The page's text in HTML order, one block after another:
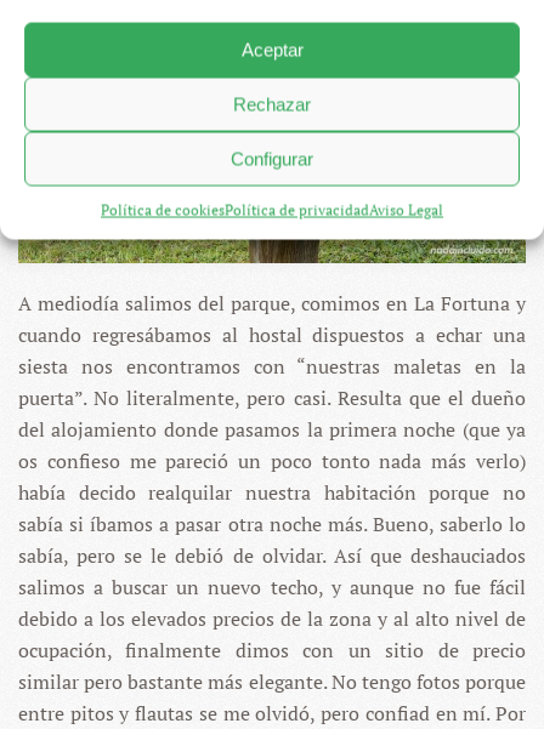
Aceptar
Rechazar
Configurar
Política de cookiesPolítica de privacidadAviso Legal
A mediodía salimos del parque, comimos en La Fortuna y
cuando regresábamos al hostal dispuestos a echar una
siesta nos encontramos con “nuestras maletas en la
puerta”. No literalmente, pero casi. Resulta que el dueño
del alojamiento donde pasamos la primera noche (que ya
os confieso me pareció un poco tonto nada más verlo)
había decido realquilar nuestra habitación porque no
sabía si íbamos a pasar otra noche más. Bueno, saberlo lo
sabía, pero se le debió de olvidar. Así que deshauciados
salimos a buscar un nuevo techo, y aunque no fue fácil
debido a los elevados precios de la zona y al alto nivel de
ocupación, finalmente dimos con un sitio de precio
similar pero bastante más elegante. No tengo fotos porque
entre pitos y flautas se me olvidó, pero confiad en mí. Por